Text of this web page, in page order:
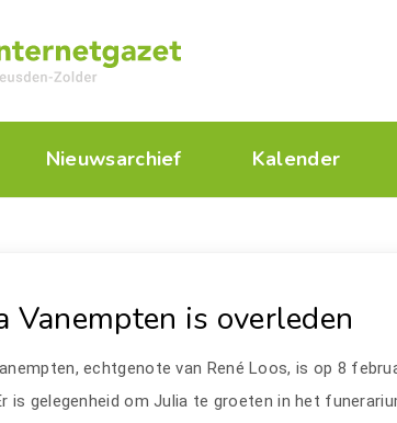
Nieuwsarchief Kalender
Vanempten is overleden
echtgenote van René Loos, is op 8
is gelegenheid om Julia te groeten in het